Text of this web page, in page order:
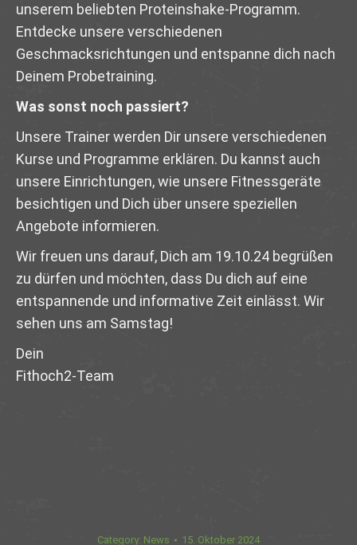
unserem beliebten Proteinshake-Programm.
Entdecke unsere verschiedenen
Geschmacksrichtungen und entspanne dich nach
Deinem Probetraining.
Was sonst noch passiert?
Unsere Trainer werden Dir unsere verschiedenen
Kurse und Programme erklären. Du kannst auch
unsere Einrichtungen, wie unsere Fitnessgeräte
besichtigen und Dich über unsere speziellen
Angebote informieren.
Wir freuen uns darauf, Dich am 19.10.24 begrüßen
zu dürfen und möchten, dass Du dich auf eine
entspannende und informative Zeit einlässt. Wir
sehen uns am Samstag!
Dein
Fithoch2-Team
Category: News 15. Oktober 2024